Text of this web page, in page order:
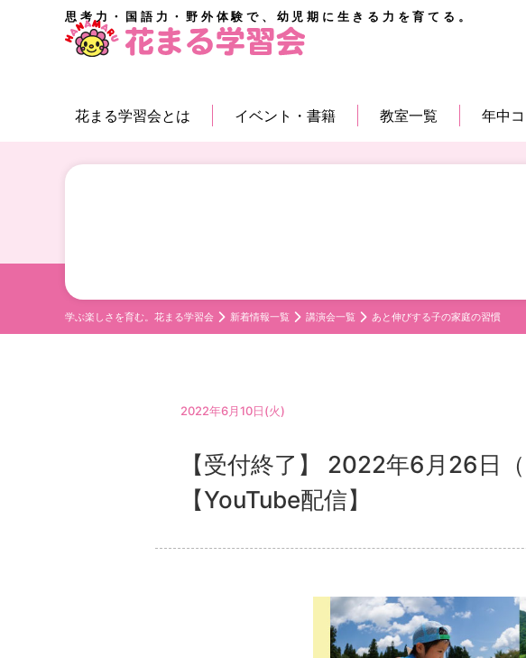
思考力・国語力・野外体験で、幼児期に生きる力を育てる。
花まる学習会とは イベント・書籍 教室一覧 年中
学ぶ楽しさを育む。花まる学習会 新着情報一覧 講演会一覧 あと伸びする子の家庭の習慣
2022年6月10日(火)
【受付終了】 2022年6月26日
【YouTube配信】